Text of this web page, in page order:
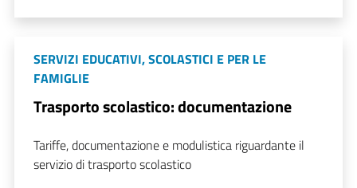
SERVIZI EDUCATIVI, SCOLASTICI E PER LE
FAMIGLIE
Trasporto scolastico: documentazione
Tariffe, documentazione e modulistica riguardante il
servizio di trasporto scolastico